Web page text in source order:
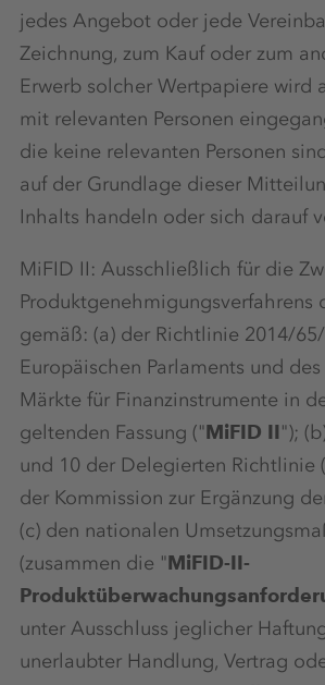
jedes Angebot oder jede
Zeichnung, zum Kauf oder zum
Erwerb solcher Wertpapiere wird
mit relevanten Personen
die keine relevanten Personen
auf der Grundlage dieser
Inhalts handeln oder sich darauf
MiFID II: Ausschließlich für die
Produktgenehmigungsverfahrens
gemäß: (a) der Richtlinie 2014/
Europäischen Parlaments und
Märkte für Finanzinstrumente in
geltenden Fassung ("MiFID II");
und 10 der Delegierten Richtlinie
der Kommission zur Ergänzung
(c) den nationalen
(zusammen die "MiFID-II-
unter Ausschluss jeglicher
unerlaubter Handlung, Vertrag